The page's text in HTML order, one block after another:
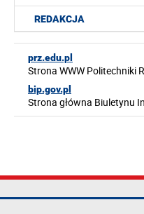
REDAKCJA
prz.edu.pl
Strona WWW Politechniki
bip.gov.pl
Strona główna Biuletynu
Politechnika
tel.: